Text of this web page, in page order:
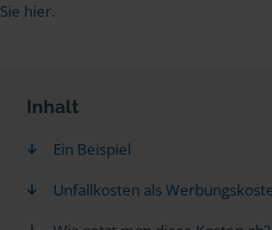
Sie hier.
Inhalt
Ein Beispiel
Unfallkosten als